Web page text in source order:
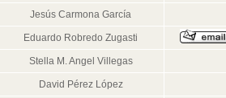
Jesús Carmona García
Eduardo Robredo Zugasti
Stella M. Angel Villegas
David Pérez López